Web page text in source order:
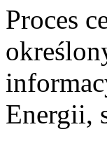
Proces
Energii,